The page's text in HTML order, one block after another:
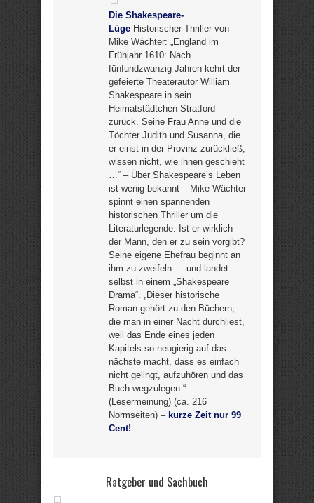
Die Shakespeare-
Lüge Historischer Thriller von
Mike Wächter: „England im
Frühjahr 1610: Nach
fünfundzwanzig Jahren kehrt der
gefeierte Theaterautor William
Shakespeare in sein
Heimatstädtchen Stratford
zurück. Seine Frau Anne und die
Töchter Judith und Susanna, die
er einst in der Provinz zurückließ,
wissen nicht, wie ihnen geschieht
…“ – Über Shakespeare’s Leben
ist wenig bekannt – Mike Wächter
spinnt einen spannenden
historischen Thriller um die
Literaturlegende. Ist er wirklich
der Mann, den er zu sein vorgibt?
Seine eigene Ehefrau beginnt an
ihm zu zweifeln … und landet
selbst in einem „Shakespeare
Drama“. „Dieser historische
Roman gehört zu den Büchern,
die man in einer Nacht durchliest,
weil das Ende eines jeden
Kapitels so neugierig auf das
nächste macht, dass es einfach
nicht gelingt, aufzuhören und das
Buch wegzulegen.“
(Lesermeinung) (ca. 216
Normseiten) – kurze Zeit nur 99
Cent!
Ratgeber und Sachbuch